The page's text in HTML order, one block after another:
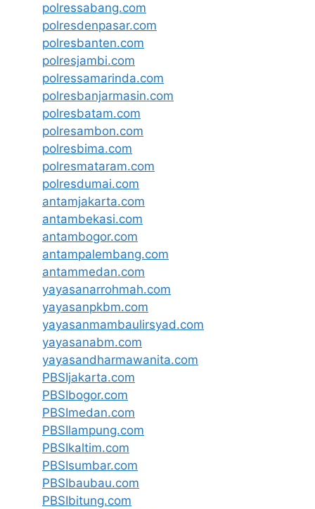
polressabang.com
polresdenpasar.com
polresbanten.com
polresjambi.com
polressamarinda.com
polresbanjarmasin.com
polresbatam.com
polresambon.com
polresbima.com
polresmataram.com
polresdumai.com
antamjakarta.com
antambekasi.com
antambogor.com
antampalembang.com
antammedan.com
yayasanarrohmah.com
yayasanpkbm.com
yayasanmambaulirsyad.com
yayasanabm.com
yayasandharmawanita.com
PBSIjakarta.com
PBSIbogor.com
PBSImedan.com
PBSIlampung.com
PBSIkaltim.com
PBSIsumbar.com
PBSIbaubau.com
PBSIbitung.com